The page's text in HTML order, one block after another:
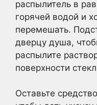
распылитель в
горячей водой и
перемешать.
дверцу душа,
распылите
поверхности
Оставьте